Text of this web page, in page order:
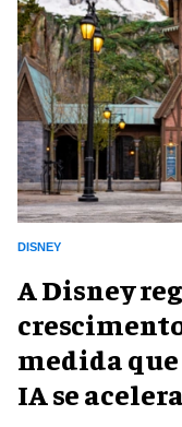
DISNEY
A Disney
medida
IA se acelera